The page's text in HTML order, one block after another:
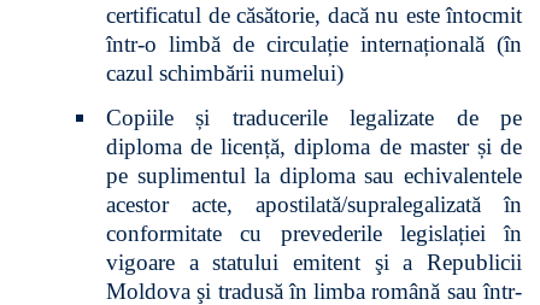
certificatul de căsătorie, dacă nu este întocmit
într-o limbă de circulație internațională (în
cazul schimbării numelui)
Copiile și traducerile legalizate de pe
diploma de licență, diploma de master și de
pe suplimentul la diploma sau echivalentele
acestor acte, apostilată/supralegalizată în
conformitate cu prevederile legislației în
vigoare a statului emitent şi a Republicii
Moldova şi tradusă în limba română sau într-